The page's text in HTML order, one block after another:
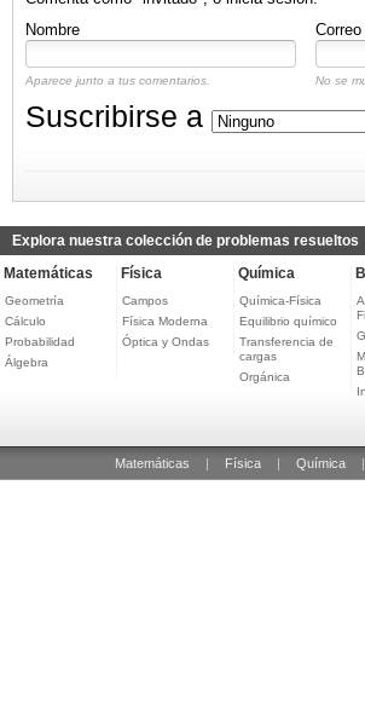
Nombre
Aparece junto a tus comentarios. No se
Suscribirse a
Explora nuestra colección de problemas resueltos
Matemáticas
Geometría
Cálculo
Probabilidad
Álgebra
Física
Campos
Física Moderna
Óptica y Ondas
Química
Química-Física
Equilibrio químico
Transferencia de
cargas
Orgánica
Matemáticas Física Química